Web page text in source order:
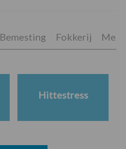
Bemesting Fokkerij
Hittestress